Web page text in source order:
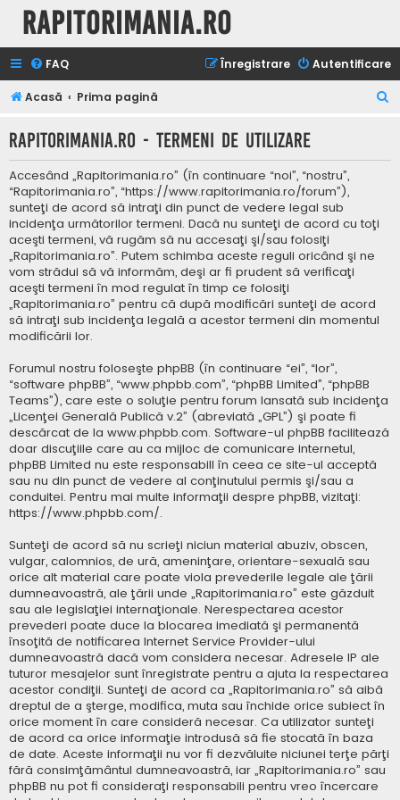
Rapitorimania.ro
FAQ Autentificare
Înregistrare
Acasă Prima pagină
t
Rapitorimania.ro - Termeni de utilizare
Accesând „Rapitorimania.ro” (în continuare “noi”, “nostru”,
“Rapitorimania.ro”, “https://www.rapitorimania.ro/forum”),
sunteţi de acord să intraţi din punct de vedere legal sub
incidenţa următorilor termeni. Dacă nu sunteţi de acord cu toţi
aceşti termeni, vă rugăm să nu accesaţi şi/sau folosiţi
„Rapitorimania.ro”. Putem schimba aceste reguli oricând şi ne
vom strădui să vă informăm, deşi ar fi prudent să verificaţi
aceşti termeni în mod regulat în timp ce folosiţi
„Rapitorimania.ro” pentru că după modificări sunteţi de acord
să intraţi sub incidenţa legală a acestor termeni din momentul
modificării lor.
Forumul nostru foloseşte phpBB (în continuare “ei”, “lor”,
“software phpBB”, “www.phpbb.com”, “phpBB Limited”, “phpBB
Teams”), care este o soluţie pentru forum lansată sub incidenţa
„Licenţei Generală Publică v.2” (abreviată „GPL”) şi poate fi
descărcat de la www.phpbb.com. Software-ul phpBB facilitează
doar discuţiile care au ca mijloc de comunicare internetul,
phpBB Limited nu este responsabill în ceea ce site-ul acceptă
sau nu din punct de vedere al conţinutului permis şi/sau a
conduitei. Pentru mai multe informaţii despre phpBB, vizitaţi:
https://www.phpbb.com/.
Sunteţi de acord să nu scrieţi niciun material abuziv, obscen,
vulgar, calomnios, de ură, ameninţare, orientare-sexuală sau
orice alt material care poate viola prevederile legale ale ţării
dumneavoastră, ale ţării unde „Rapitorimania.ro” este găzduit
sau ale legislaţiei internaţionale. Nerespectarea acestor
prevederi poate duce la blocarea imediată şi permanentă
însoţită de notificarea Internet Service Provider-ului
dumneavoastră dacă vom considera necesar. Adresele IP ale
tuturor mesajelor sunt înregistrate pentru a ajuta la respectarea
acestor condiţii. Sunteţi de acord ca „Rapitorimania.ro” să aibă
dreptul de a şterge, modifica, muta sau închide orice subiect în
orice moment în care consideră necesar. Ca utilizator sunteţi
de acord ca orice informaţie introdusă să fie stocată în baza
de date. Aceste informaţii nu vor fi dezvăluite niciunei terţe părţi
fără consimţământul dumneavoastră, iar „Rapitorimania.ro” sau
phpBB nu pot fi consideraţi responsabili pentru vreo încercare